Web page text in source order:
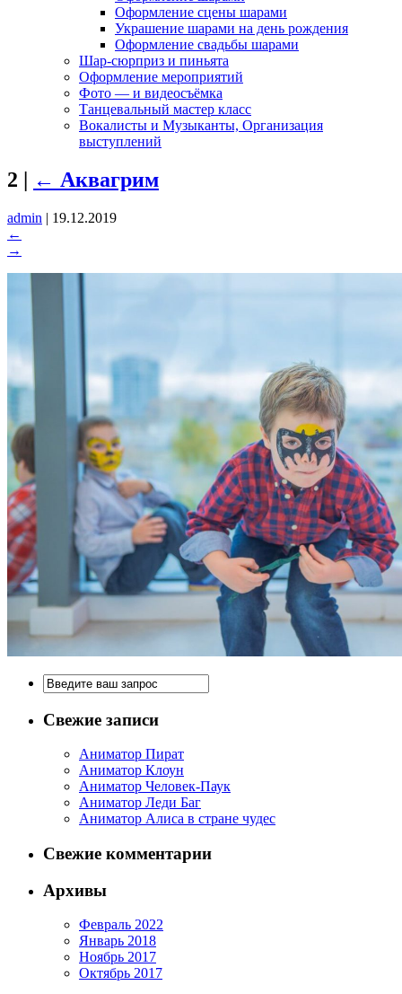
Оформление сцены шарами
Украшение шарами на день рождения
Оформление свадьбы шарами
Шар-сюрприз и пиньята
Оформление мероприятий
Фото — и видеосъёмка
Танцевальный мастер класс
Вокалисты и Музыканты, Организация
выступлений
2 | ← Аквагрим
admin | 19.12.2019
←
→
Свежие записи
Аниматор Пират
Аниматор Клоун
Аниматор Человек-Паук
Аниматор Леди Баг
Аниматор Алиса в стране чудес
Свежие комментарии
Архивы
Февраль 2022
Январь 2018
Ноябрь 2017
Октябрь 2017